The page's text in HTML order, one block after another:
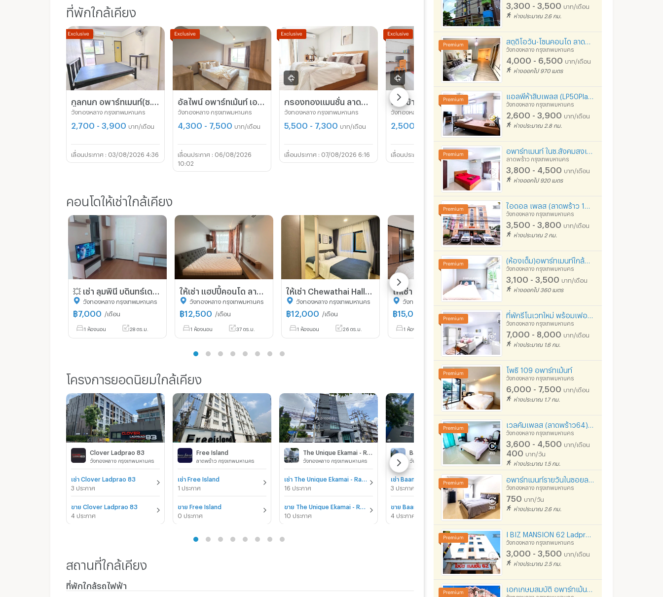
ที่พักใกล้เคียง
วังทองหลาง กรุงเทพมหานคร
2,700 - 3,900 บาท/เดือน
03/08/2026 4:36
วังทองหลาง กรุงเทพมหานคร
4,300 - 7,500 บาท/เดือน
06/08/2026
10:02
วังทองหลาง กรุงเทพมหานคร
5,500 - 7,300 บาท/เดือน
07/08/2026 6:16
ตรงข้ามบิ๊กซีลาดพร้าว : บ้านลาดพร้าว ห้องพักพร้อมที่จอดรถ
วังทองหลาง กรุงเทพมหานคร
2,500 - 4,500 บาท/เดือน
05/12/2024 5:58
HomePlace Mansion@Lat Phrao road โฮมเพลส แมนชั่น ลาดพร้าว78 เซ็นทรัล อีสท์ วิลล์ ใกล้สถานีรถไฟฟ้า
4,000 - 4,500 บาท/เดือน
599
22/07/2026 10:41
คอนโดให้เช่าใกล้เคียง
วังทองหลาง กรุงเทพมหานคร
฿7,000 /เดือน
1 ห้องนอน 28 ตร.ม.
วังทองหลาง กรุงเทพมหานคร
฿12,500 /เดือน
1 ห้องนอน 37 ตร.ม.
วังทองหลาง กรุงเทพมหานคร
฿12,000 /เดือน
1 ห้องนอน 26 ตร.ม.
ให้เช่า (ห้องเลี้ยงสัตว์ได้) Chewathai Hallmark Ladprao - Chokchai 4 📲📢สอบถาม line:Rangsima07 มีให้เลือกค่ะ
วังทองหลาง กรุงเทพมหานคร
฿15,000 /เดือน
1 ห้องนอน 31 ตร.ม.
฿ 14,000 /เดือน
โครงการยอดนิยมใกล้เคียง
Clover Ladprao 83
วังทองหลาง กรุงเทพมหานคร
เช่า Clover Ladprao 83
3 ประกาศ
ขาย Clover Ladprao 83
4 ประกาศ
Free Island
ลาดพร้าว กรุงเทพมหานคร
เช่า Free Island
1 ประกาศ
ขาย Free Island
0 ประกาศ
วังทองหลาง กรุงเทพมหานคร
16 ประกาศ
10 ประกาศ
Baan Suan Sue Trong
วังทองหลาง กรุงเทพมหานคร
เช่า Baan Suan Sue Trong
3 ประกาศ
ขาย Baan Suan Sue Trong
4 ประกาศ
เช่า Asakan Place Ladprao 85
5 ประกาศ
สถานที่ใกล้เคียง
ที่พักใกล้รถไฟฟ้า
3,300 - 3,500 บาท/เดือน
ห่างประมาณ 2.6 กม.
วังทองหลาง กรุงเทพมหานคร
4,000 - 6,500 บาท/เดือน
ห่างออกไป 970 เมตร
วังทองหลาง กรุงเทพมหานคร
2,600 - 3,900 บาท/เดือน
ห่างประมาณ 2.8 กม.
ลาดพร้าว กรุงเทพมหานคร
3,800 - 4,500 บาท/เดือน
ห่างออกไป 920 เมตร
วังทองหลาง กรุงเทพมหานคร
3,500 - 3,800 บาท/เดือน
ห่างประมาณ 2 กม.
วังทองหลาง กรุงเทพมหานคร
3,100 - 3,500 บาท/เดือน
ห่างออกไป 360 เมตร
วังทองหลาง กรุงเทพมหานคร
7,000 - 8,000 บาท/เดือน
ห่างประมาณ 1.6 กม.
โพธิ 109 อพาร์ทเม้นท์
วังทองหลาง กรุงเทพมหานคร
6,000 - 7,500 บาท/เดือน
ห่างประมาณ 1.7 กม.
วังทองหลาง กรุงเทพมหานคร
3,600 - 4,500 บาท/เดือน
400 บาท/วัน
ห่างประมาณ 1.5 กม.
วังทองหลาง กรุงเทพมหานคร
750 บาท/วัน
ห่างประมาณ 2.6 กม.
วังทองหลาง กรุงเทพมหานคร
3,000 - 3,500 บาท/เดือน
ห่างประมาณ 2.5 กม.